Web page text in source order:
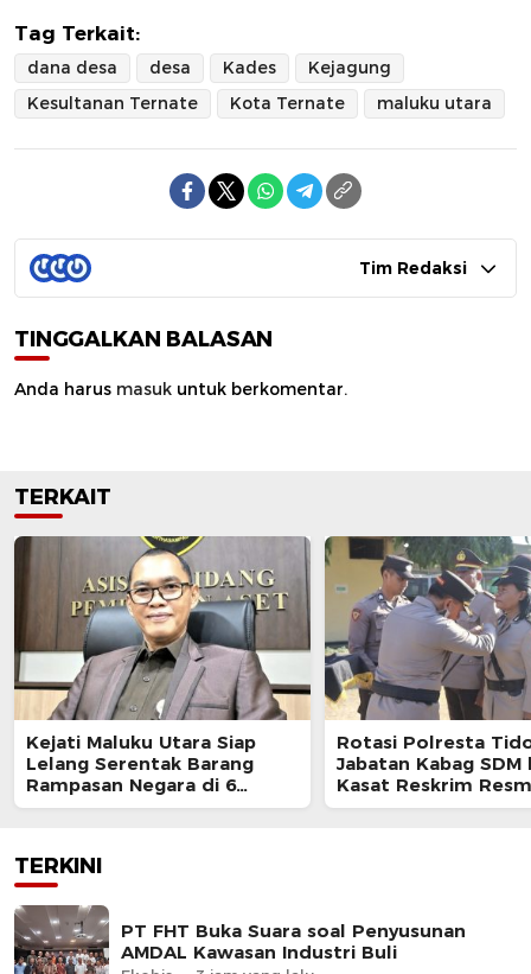
Tag Terkait:
dana desa desa Kades
Kejagung
Kesultanan Ternate
Kota Ternate maluku utara
Tim Redaksi
TINGGALKAN BALASAN
Anda harus masuk untuk berkomentar.
TERKAIT
Kejati Maluku Utara Siap
Lelang Serentak Barang
Rampasan Negara di 6
Kabupaten
Rotasi Polresta
Jabatan Kabag SDM
Kasat Reskrim
Berganti
TERKINI
PT FHT Buka Suara soal Penyusunan
AMDAL Kawasan Industri Buli